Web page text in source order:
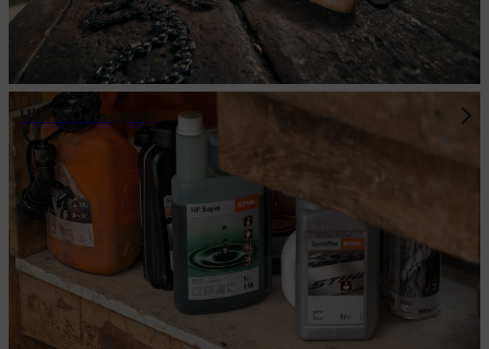
Ulei & Detergenţi